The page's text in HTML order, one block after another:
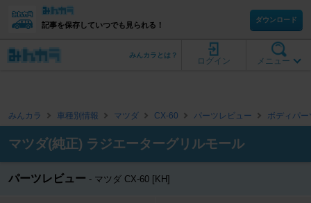
記事を保存していつでも見られる！
ダウンロード
メニュー
ログイン
みんカラとは？
みんカラ 車種別情報 マツダ CX-60 パーツレビュー ボディパー
マツダ(純正) ラジエーターグリルモール
パーツレビュー マツダ CX-60 [KH]